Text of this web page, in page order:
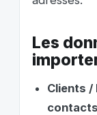
Les
Clients /
contacts